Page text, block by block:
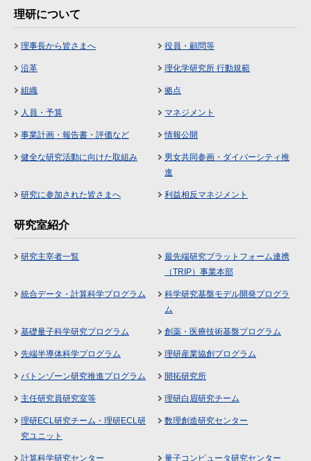
理研について
理事長から皆さまへ 役員・顧問等
沿革 理化学研究所 行動規範
組織 拠点
人員・予算 マネジメント
事業計画・報告書・評価など 情報公開
健全な研究活動に向けた取組み
男女共同参画・ダイバーシティ推
進
研究に参加された皆さまへ 利益相反マネジメント
研究室紹介
研究主宰者一覧
最先端研究プラットフォーム連携
（TRIP）事業本部
統合データ・計算科学プログラム
科学研究基盤モデル開発プログラ
ム
基礎量子科学研究プログラム 創薬・医療技術基盤プログラム
先端半導体科学プログラム 理研産業協創プログラム
バトンゾーン研究推進プログラム 開拓研究所
主任研究員研究室等 理研白眉研究チーム
理研ECL研究チーム・理研ECL研
究ユニット
数理創造研究センター
計算科学研究センター 量子コンピュータ研究センター